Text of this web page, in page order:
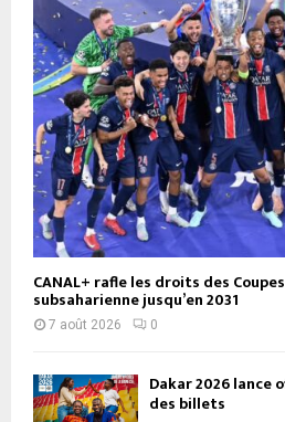
CANAL+ rafle les droits des
subsaharienne jusqu’en 2031
7 août 2026 0
Dakar 2026 lance
des billets